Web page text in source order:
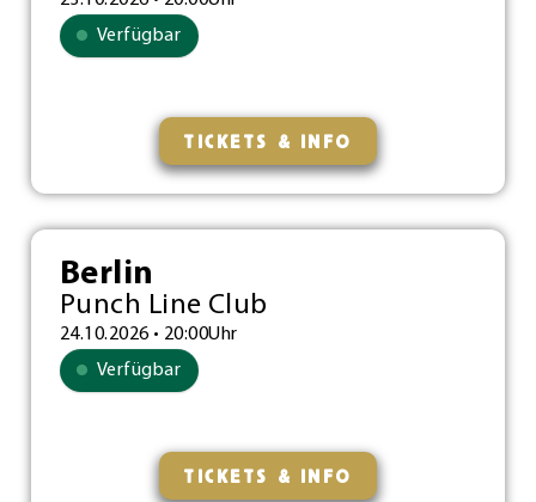
Verfügbar
TICKETS & INFO
Berlin
Punch Line Club
24.10.2026 • 20:00Uhr
Verfügbar
TICKETS & INFO